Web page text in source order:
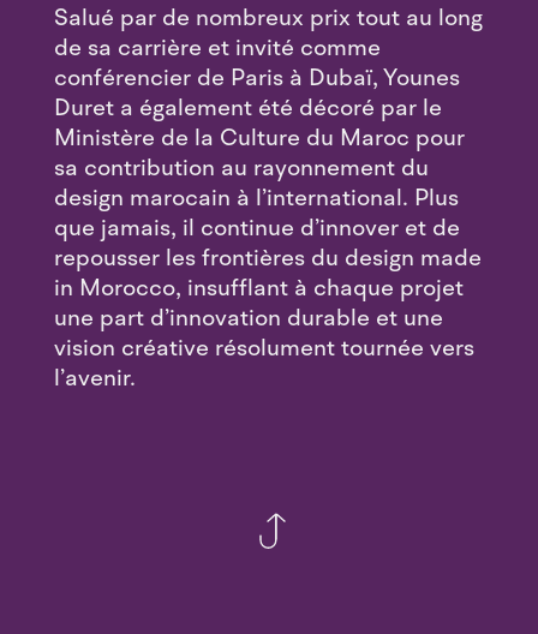
Salué par de nombreux prix tout au long
de sa carrière et invité comme
conférencier de Paris à Dubaï, Younes
Duret a également été décoré par le
Ministère de la Culture du Maroc pour
sa contribution au rayonnement du
design marocain à l’international. Plus
que jamais, il continue d’innover et de
repousser les frontières du design made
in Morocco, insufflant à chaque projet
une part d’innovation durable et une
vision créative résolument tournée vers
l’avenir.